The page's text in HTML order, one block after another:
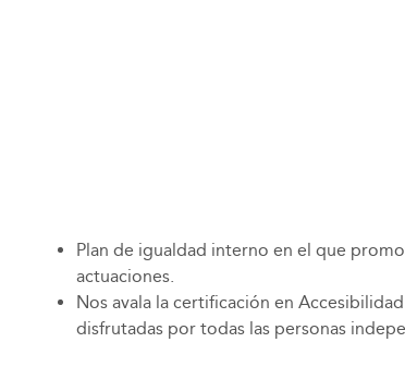
Plan de igualdad interno en el que
actuaciones.
Nos avala la certificación en
disfrutadas por todas las personas